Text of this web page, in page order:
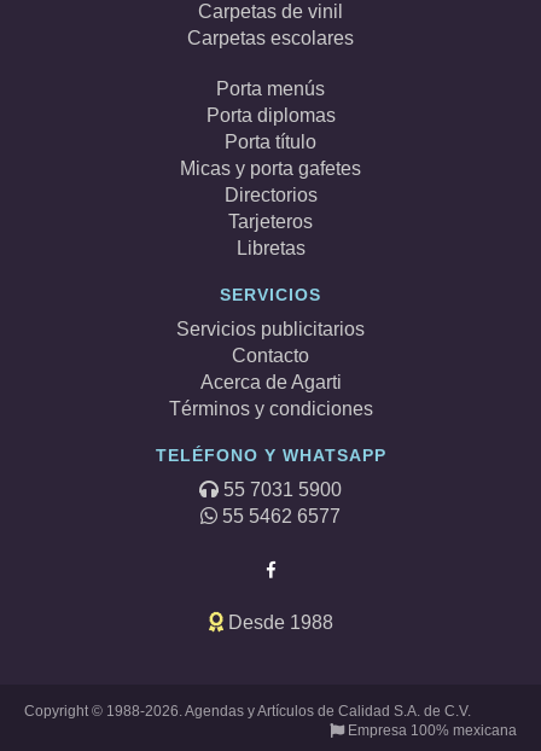
Carpetas de vinil
Carpetas escolares
Porta menús
Porta diplomas
Porta título
Micas y porta gafetes
Directorios
Tarjeteros
Libretas
SERVICIOS
Servicios publicitarios
Contacto
Acerca de Agarti
Términos y condiciones
TELÉFONO Y WHATSAPP
55 7031 5900
55 5462 6577
Desde 1988
Copyright © 1988-2026. Agendas y Artículos de Calidad S.A. de C.V.
Empresa 100% mexicana